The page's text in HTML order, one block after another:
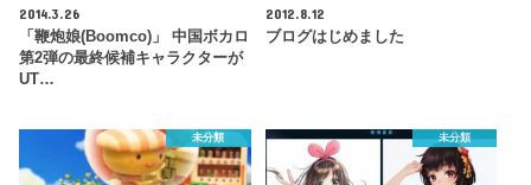
2014.3.26
「鞭炮娘(Boomco)」 中国ボカロ
第2弾の最終候補キャラクターが
UT…
2012.8.12
ブログはじめました
未分類 未分類